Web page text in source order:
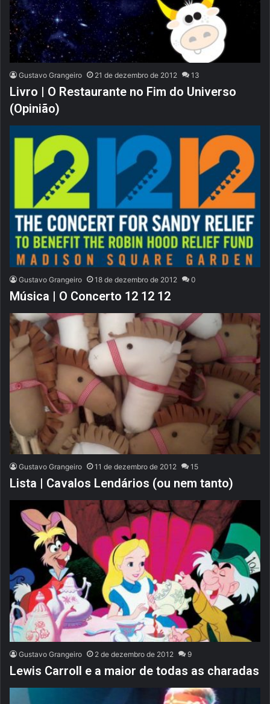
Gustavo Grangeiro 21 de dezembro de 2012 13
Livro | O Restaurante no Fim do Universo
(Opinião)
Gustavo Grangeiro 18 de dezembro de 2012 0
Música | O Concerto 12 12 12
Gustavo Grangeiro 11 de dezembro de 2012 15
Lista | Cavalos Lendários (ou nem tanto)
Gustavo Grangeiro 2 de dezembro de 2012 9
Lewis Carroll e a maior de todas as charadas